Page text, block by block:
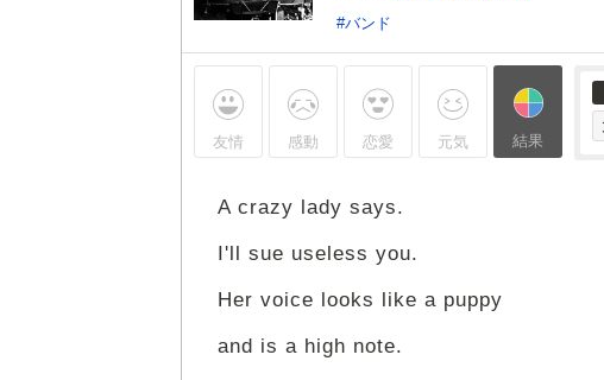
#バンド
友情 感動 恋愛 元気 結果
A crazy lady says.
I'll sue useless you.
Her voice looks like a puppy
and is a high note.